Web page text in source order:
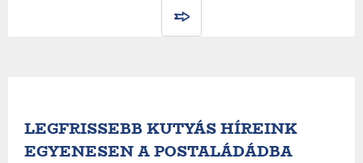
LEGFRISSEBB KUTYÁS HÍREINK
EGYENESEN A POSTALÁDÁDBA